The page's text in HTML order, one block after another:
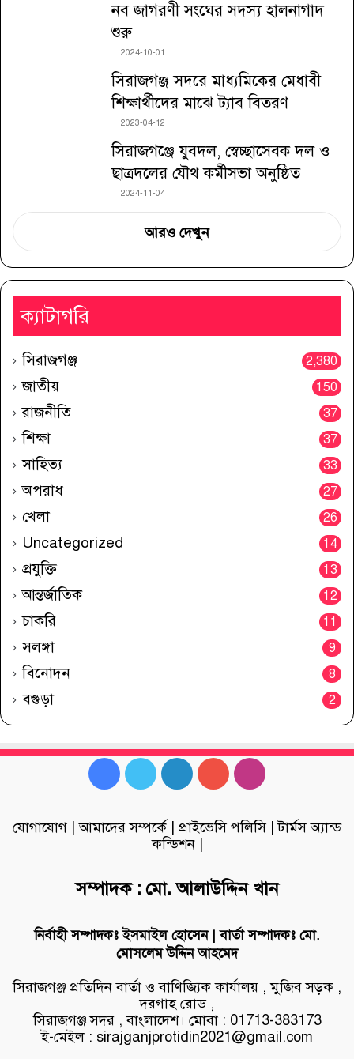
নব জাগরণী সংঘের সদস্য হালনাগাদ
শুরু
2024-10-01
সিরাজগঞ্জ সদরে মাধ্যমিকের মেধাবী
শিক্ষার্থীদের মাঝে ট্যাব বিতরণ
2023-04-12
সিরাজগঞ্জে যুবদল, স্বেচ্ছাসেবক দল ও
ছাত্রদলের যৌথ কর্মীসভা অনুষ্ঠিত
2024-11-04
আরও দেখুন
ক্যাটাগরি
সিরাজগঞ্জ 2,380
জাতীয় 150
রাজনীতি 37
শিক্ষা 37
সাহিত্য 33
অপরাধ 27
খেলা 26
Uncategorized 14
প্রযুক্তি 13
আন্তর্জাতিক 12
চাকরি 11
সলঙ্গা 9
বিনোদন 8
বগুড়া 2
FacebookTwitterLinkedInYouTubeInstagram
যোগাযোগ |আমাদের সম্পর্কে প্রাইভেসি পলিসি|টার্মস অ্যান্ড
কন্ডিশন|
সম্পাদক : মো. আলাউদ্দিন খান
নির্বাহী সম্পাদকঃ ইসমাইল হোসেন | বার্তা সম্পাদকঃ মো.
মোসলেম উদ্দিন আহমেদ
সিরাজগঞ্জ প্রতিদিন বার্তা ও বাণিজ্যিক কার্যালয় , মুজিব সড়ক ,
দরগাহ রোড ,
সিরাজগঞ্জ সদর , বাংলাদেশ। মোবা : 01713-383173
ই-মেইল : sirajganjprotidin2021@gmail.com